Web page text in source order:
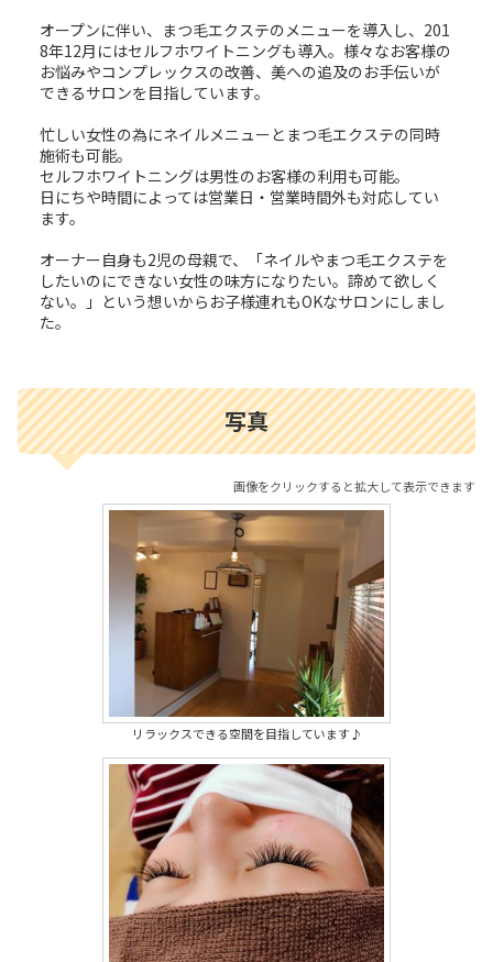
オープンに伴い、まつ毛エクステのメニューを導入し、201
8年12月にはセルフホワイトニングも導入。様々なお客様の
お悩みやコンプレックスの改善、美への追及のお手伝いが
できるサロンを目指しています。
忙しい女性の為にネイルメニューとまつ毛エクステの同時
施術も可能。
セルフホワイトニングは男性のお客様の利用も可能。
日にちや時間によっては営業日・営業時間外も対応してい
ます。
オーナー自身も2児の母親で、「ネイルやまつ毛エクステを
したいのにできない女性の味方になりたい。諦めて欲しく
ない。」という想いからお子様連れもOKなサロンにしまし
た。
写真
画像をクリックすると拡大して表示できます
リラックスできる空間を目指しています♪